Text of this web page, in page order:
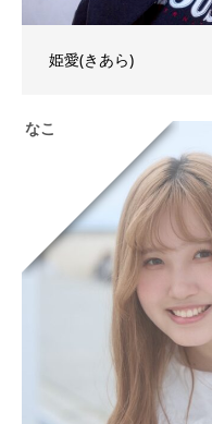
姫愛(きあら)
なこ